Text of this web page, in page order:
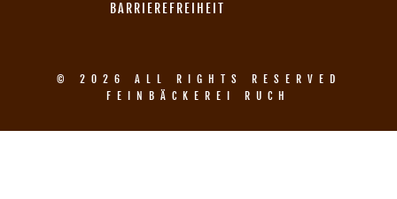
BARRIEREFREIHEIT
© 2026 ALL RIGHTS RESERVED
FEINBÄCKEREI RUCH